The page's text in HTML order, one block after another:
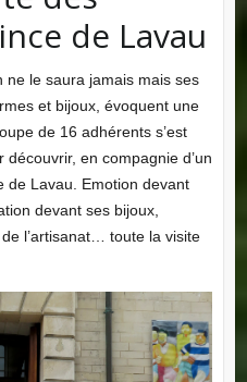
de Lavau
ne le saura jamais mais ses
et bijoux, évoquent une
de 16 adhérents s’est
en compagnie d’un
de Lavau. Emotion devant
devant ses bijoux,
l’artisanat… toute la visite